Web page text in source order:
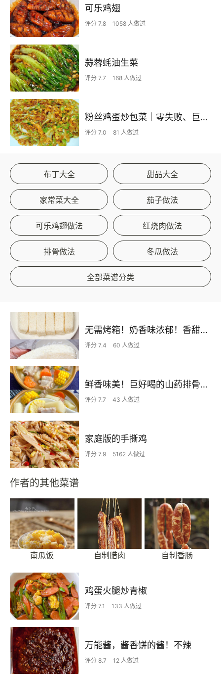
可乐鸡翅
评分 7.8 1058 人做过
蒜蓉蚝油生菜
评分 7.7 168 人做过
粉丝鸡蛋炒包菜｜零失败、巨下饭
评分 7.0 81 人做过
布丁大全 甜品大全
家常菜大全 茄子做法
可乐鸡翅做法 红烧肉做法
排骨做法 冬瓜做法
全部菜谱分类
无需烤箱！奶香味浓郁！香甜嫩滑的椰蓉奶糕
评分 7.4 60 人做过
鲜香味美！巨好喝的山药排骨汤！！
评分 7.7 43 人做过
家庭版的手撕鸡
评分 7.9 5162 人做过
作者的其他菜谱
南瓜饭 自制腊肉 自制香肠
鸡蛋火腿炒青椒
评分 7.1 133 人做过
万能酱，酱香饼的酱！不辣
评分 8.7 12 人做过